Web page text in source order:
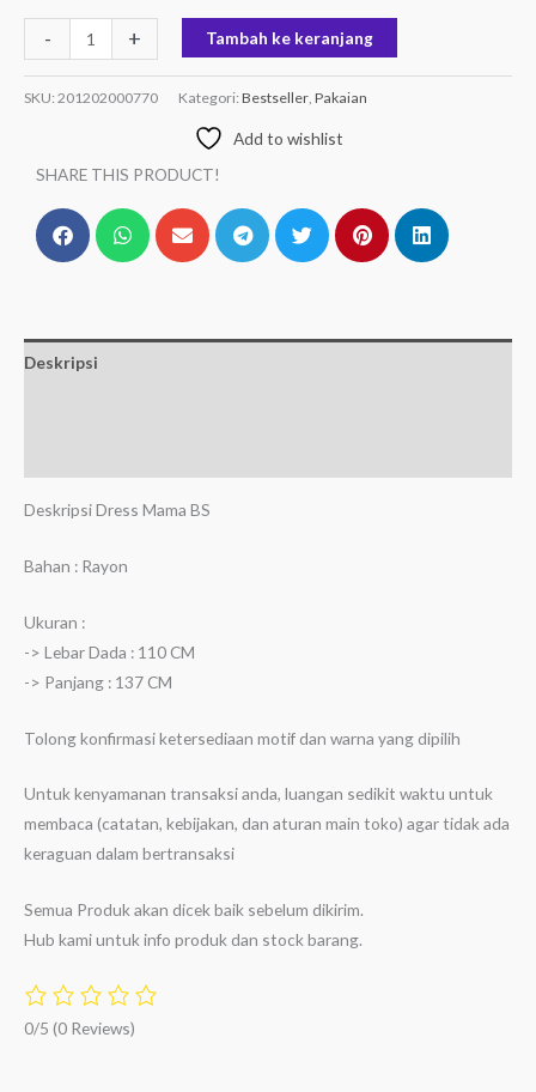
- + Tambah ke keranjang
SKU: 201202000770 Kategori: Bestseller Pakaian
Add to wishlist
SHARE THIS PRODUCT!
Deskripsi
Deskripsi Dress Mama BS
Bahan : Rayon
Ukuran :
-> Lebar Dada : 110 CM
-> Panjang : 137 CM
Tolong konfirmasi ketersediaan motif dan warna yang dipilih
Untuk kenyamanan transaksi anda, luangan sedikit waktu untuk
membaca (catatan, kebijakan, dan aturan main toko) agar tidak ada
keraguan dalam bertransaksi
Semua Produk akan dicek baik sebelum dikirim.
Hub kami untuk info produk dan stock barang.
0/5 (0 Reviews)